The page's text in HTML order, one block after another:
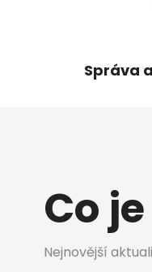
Správa
Co
Nejnovější